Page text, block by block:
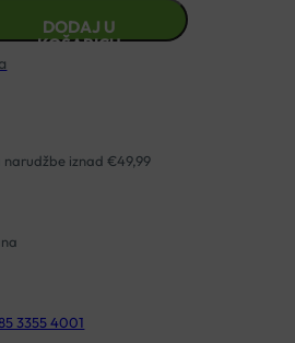
DODAJ U
KOŠARICU
iznad €49,99
3355 4001